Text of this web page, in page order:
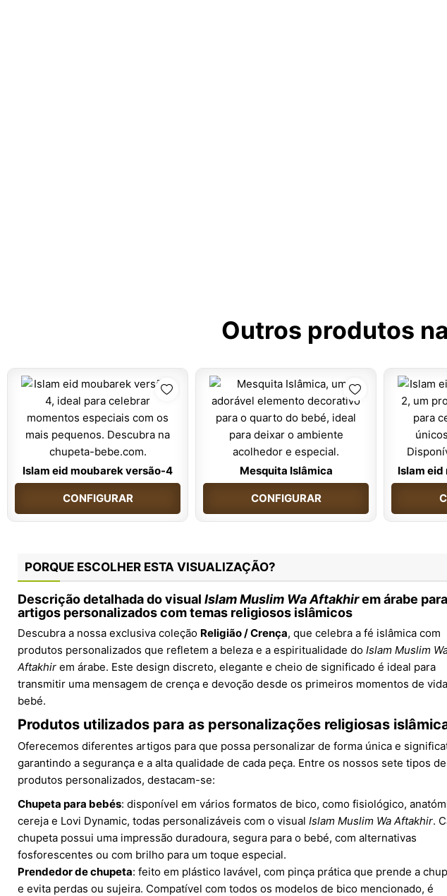
Outros produtos
Islam eid moubarek versão-4
CONFIGURAR
Mesquita Islâmica
CONFIGURAR
Islam
PORQUE ESCOLHER ESTA VISUALIZAÇÃO?
Descrição detalhada do visual Islam Muslim Wa Aftakhirem árabe para
artigos personalizados com temas religiosos islâmicos
Descubra a nossa exclusiva coleção Religião / Crença, que celebra a fé islâmica com
produtos personalizados que refletem a beleza e a espiritualidade do Islam Muslim
Aftakhir em árabe. Este design discreto, elegante e cheio de significado é ideal para
transmitir uma mensagem de crença e devoção desde os primeiros momentos de
bebé.
Produtos utilizados para as personalizações religiosas
Oferecemos diferentes artigos para que possa personalizar de forma única e
garantindo a segurança e a alta qualidade de cada peça. Entre os nossos sete tipos de
produtos personalizados, destacam-se:
Chupeta para bebés: disponível em vários formatos de bico, como fisiológico,
cereja e Lovi Dynamic, todas personalizáveis com o visual Islam Muslim Wa Aftakhir.
chupeta possui uma impressão duradoura, segura para o bebé, com alternativas
fosforescentes ou com brilho para um toque especial.
Prendedor de chupeta: feito em plástico lavável, com pinça prática que prende a
e evita perdas ou sujeira. Compatível com todos os modelos de bico mencionado, é